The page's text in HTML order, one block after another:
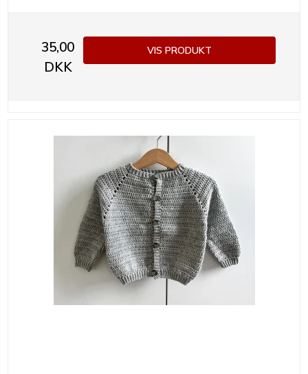
35,00
DKK
VIS PRODUKT